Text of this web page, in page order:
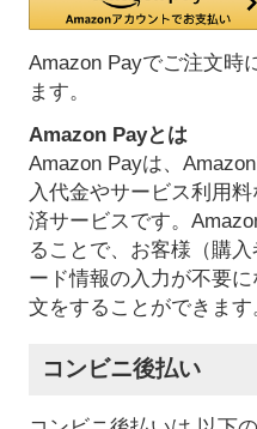
Amazon Payでご注文時
ます。
Amazon Payとは
Amazon Payは、
入代金やサービス利用
済サービスです。
ることで、お客様（購
ード情報の入力が不要
文をすることができます
コンビニ後払い